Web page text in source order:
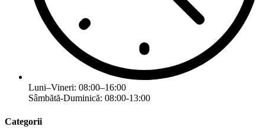
Luni–Vineri: 08:00–16:00
Sâmbătă-Duminică: 08:00-13:00
Categorii